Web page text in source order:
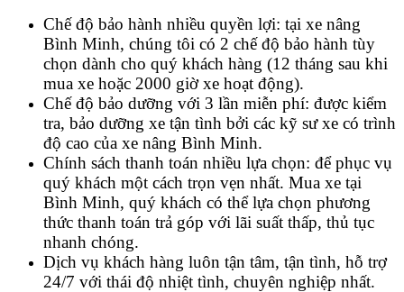
Chế độ bảo hành nhiều quyền lợi: tại xe nâng
Bình Minh, chúng tôi có 2 chế độ bảo hành tùy
chọn dành cho quý khách hàng (12 tháng sau khi
mua xe hoặc 2000 giờ xe hoạt động).
Chế độ bảo dưỡng với 3 lần miễn phí: được kiểm
tra, bảo dưỡng xe tận tình bởi các kỹ sư xe có trình
độ cao của xe nâng Bình Minh.
Chính sách thanh toán nhiều lựa chọn: để phục vụ
quý khách một cách trọn vẹn nhất. Mua xe tại
Bình Minh, quý khách có thể lựa chọn phương
thức thanh toán trả góp với lãi suất thấp, thủ tục
nhanh chóng.
Dịch vụ khách hàng luôn tận tâm, tận tình, hỗ trợ
24/7 với thái độ nhiệt tình, chuyên nghiệp nhất.